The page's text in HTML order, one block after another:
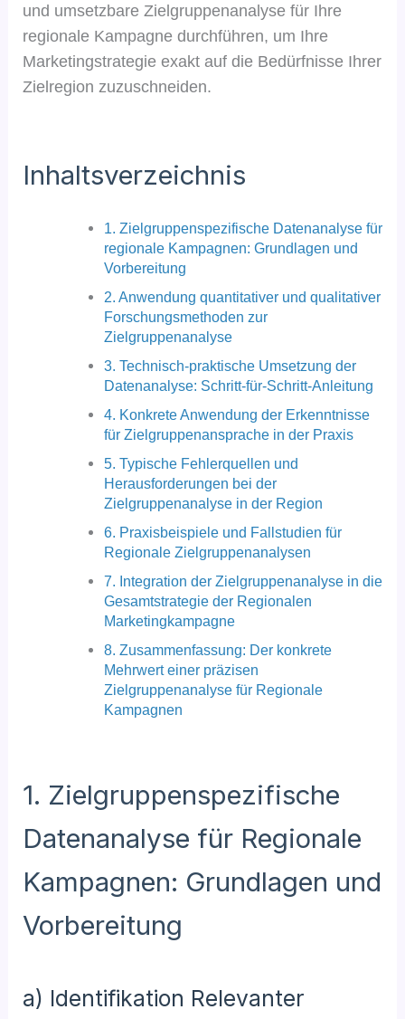
und umsetzbare Zielgruppenanalyse für Ihre
regionale Kampagne durchführen, um Ihre
Marketingstrategie exakt auf die Bedürfnisse Ihrer
Zielregion zuzuschneiden.
Inhaltsverzeichnis
1. Zielgruppenspezifische Datenanalyse für
regionale Kampagnen: Grundlagen und
Vorbereitung
2. Anwendung quantitativer und qualitativer
Forschungsmethoden zur
Zielgruppenanalyse
3. Technisch-praktische Umsetzung der
Datenanalyse: Schritt-für-Schritt-Anleitung
4. Konkrete Anwendung der Erkenntnisse
für Zielgruppenansprache in der Praxis
5. Typische Fehlerquellen und
Herausforderungen bei der
Zielgruppenanalyse in der Region
6. Praxisbeispiele und Fallstudien für
Regionale Zielgruppenanalysen
7. Integration der Zielgruppenanalyse in die
Gesamtstrategie der Regionalen
Marketingkampagne
8. Zusammenfassung: Der konkrete
Mehrwert einer präzisen
Zielgruppenanalyse für Regionale
Kampagnen
1. Zielgruppenspezifische
Datenanalyse für Regionale
Kampagnen: Grundlagen und
Vorbereitung
a) Identifikation Relevanter